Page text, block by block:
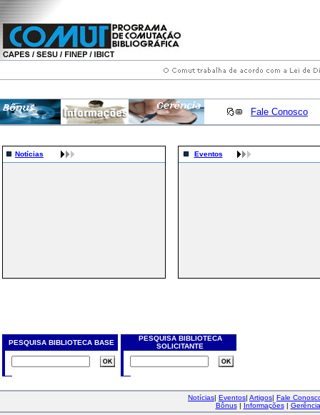
Fale Conosco
Notícias Eventos
PESQUISA BIBLIOTECA BASE
PESQUISA BIBLIOTECA
SOLICITANTE
Notícias| Eventos| Artigos| Fale
Bônus| Informações| Gerência